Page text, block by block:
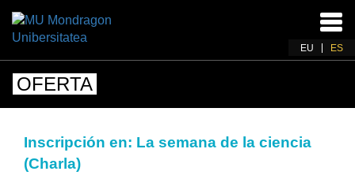
EU ES
OFERTA
Inscripción en: La semana de la ciencia
(Charla)